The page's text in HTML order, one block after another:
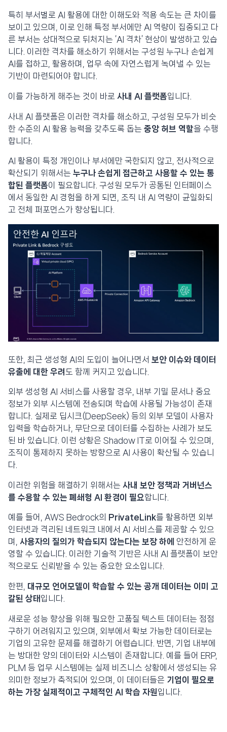
특히 부서별로 AI 활용에 대한 이해도와 적용 속도는 큰 차이를
보이고 있으며, 이로 인해 특정 부서에만 AI 역량이 집중되고 다
른 부서는 상대적으로 뒤처지는 ‘AI 격차’ 현상이 발생하고 있습
니다. 이러한 격차를 해소하기 위해서는 구성원 누구나 손쉽게
AI를 접하고, 활용하며, 업무 속에 자연스럽게 녹여낼 수 있는
기반이 마련되어야 합니다.
이를 가능하게 해주는 것이 바로 사내 AI 플랫폼입니다.
사내 AI 플랫폼은 이러한 격차를 해소하고, 구성원 모두가 비슷
한 수준의 AI 활용 능력을 갖추도록 돕는 중앙 허브 역할을 수행
합니다.
AI 활용이 특정 개인이나 부서에만 국한되지 않고, 전사적으로
확산되기 위해서는 누구나 손쉽게 접근하고 사용할 수 있는 통
합된 플랫폼이 필요합니다. 구성원 모두가 공통된 인터페이스
에서 동일한 AI 경험을 하게 되면, 조직 내 AI 역량이 균일화되
고 전체 퍼포먼스가 향상됩니다.
또한, 최근 생성형 AI의 도입이 늘어나면서 보안 이슈와 데이터
유출에 대한 우려 도 함께 커지고 있습니다.
외부 생성형 AI 서비스를 사용할 경우, 내부 기밀 문서나 중요
정보가 외부 시스템에 전송되며 학습에 사용될 가능성이 존재
합니다. 실제로 딥시크(DeepSeek) 등의 외부 모델이 사용자
입력을 학습하거나, 무단으로 데이터를 수집하는 사례가 보도
된 바 있습니다. 이런 상황은 Shadow IT로 이어질 수 있으며,
조직이 통제하지 못하는 방향으로 AI 사용이 확산될 수 있습니
다.
이러한 위험을 해결하기 위해서는 사내 보안 정책과 거버넌스
를 수용할 수 있는 폐쇄형 AI 환경이 필요합니다.
예를 들어, AWS Bedrock의 PrivateLink를 활용하면 외부
인터넷과 격리된 네트워크 내에서 AI 서비스를 제공할 수 있으
며, 사용자의 질의가 학습되지 않는다는 보장 하에
안전하게 운
영할 수 있습니다. 이러한 기술적 기반은 사내 AI 플랫폼이 보안
적으로도 신뢰받을 수 있는 중요한 요소입니다.
한편,
대규모 언어모델이 학습할 수 있는 공개 데이터는 이미 고
갈된 상태 입니다.
새로운 성능 향상을 위해 필요한 고품질 텍스트 데이터는 점점
구하기 어려워지고 있으며, 외부에서 확보 가능한 데이터로는
기업의 고유한 문제를 해결하기 어렵습니다. 반면, 기업 내부에
는 방대한 양의 데이터와 시스템이 존재합니다. 예를 들어 ERP,
PLM 등 업무 시스템에는 실제 비즈니스 상황에서 생성되는 유
의미한 정보가 축적되어 있으며, 이 데이터들은 기업이 필요로
하는 가장 실제적이고 구체적인 AI 학습 자원입니다.